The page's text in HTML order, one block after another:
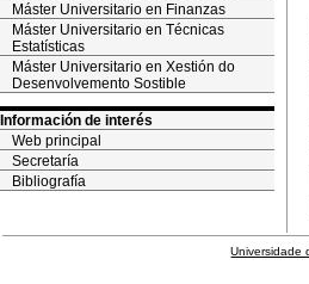
Máster Universitario en Finanzas
Máster Universitario en Técnicas
Estatísticas
Máster Universitario en Xestión do
Desenvolvemento Sostible
Información de interés
Web principal
Secretaría
Bibliografía
Universidade